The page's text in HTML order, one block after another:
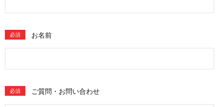
必須 お名前
必須 ご質問・お問い合わせ